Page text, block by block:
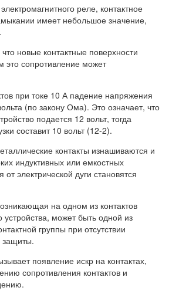
реле, контактное
имеет небольшое значение,
новые контактные поверхности
это сопротивление может
при токе 10 А падение напряжения
(по закону Ома). Это означает, что
подается 12 вольт, тогда
составит 10 вольт (12-2).
контакты изнашиваются и
индуктивных или емкостных
от электрической дуги становятся
на одном из контактов
устройства, может быть одной из
группы при отсутствии
защиты.
появление искр на контактах,
сопротивления контактов и